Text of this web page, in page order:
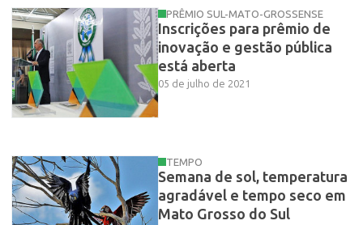
PRÊMIO SUL-MATO-GROSSENSE
Inscrições para prêmio de
inovação e gestão pública
está aberta
05 de julho de 2021
TEMPO
Semana de sol, temperatura
agradável e tempo seco em
Mato Grosso do Sul